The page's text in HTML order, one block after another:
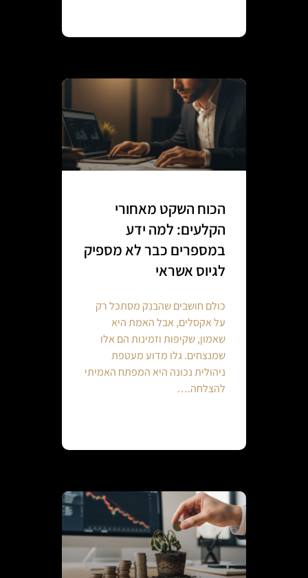
הכוח השקט מאחורי
הקלעים: למה ידע
במספרים כבר לא מספיק
לגיוס אשראי
כולם חושבים שהבנק מסתכל רק
על אקסלים, אבל האמת היא
שאמון, שקיפות וזמינות הם אלו
שמנצחים. גלו מדוע מעטפת
ניהולית נכונה היא המפתח האמיתי
להצלחה.…